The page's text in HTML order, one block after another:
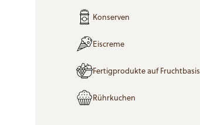
Konserven
Eiscreme
Fertigprodukte auf Fruchtbasis
Rührkuchen